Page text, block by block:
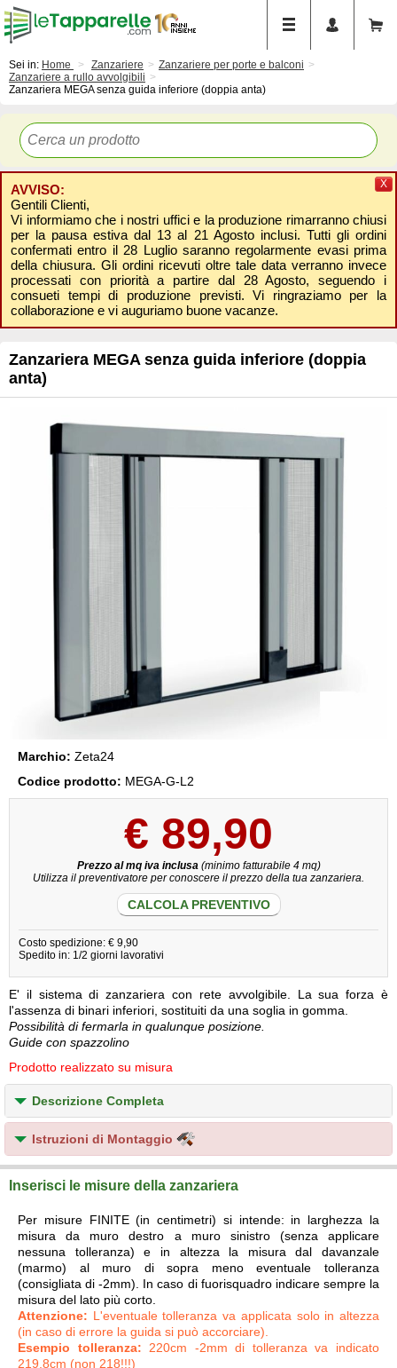
Sei in: Home Zanzariere
Zanzariere per porte e balconi
Zanzariere a rullo avvolgibili
Zanzariera MEGA senza guida inferiore (doppia anta)
AVVISO:
Gentili Clienti,
Vi informiamo che i nostri uffici e la produzione rimarranno chiusi
per la pausa estiva dal 13 al 21 Agosto inclusi. Tutti gli ordini
confermati entro il 28 Luglio saranno regolarmente evasi prima
della chiusura. Gli ordini ricevuti oltre tale data verranno invece
processati con priorità a partire dal 28 Agosto, seguendo i
consueti tempi di produzione previsti. Vi ringraziamo per la
collaborazione e vi auguriamo buone vacanze.
X
Zanzariera MEGA senza guida inferiore (doppia
anta)
Marchio: Zeta24
Codice prodotto: MEGA-G-L2
€ 89,90
Prezzo al mq iva inclusa(minimo fatturabile 4 mq)
Utilizza il preventivatore per conoscere il prezzo della tua zanzariera.
CALCOLA PREVENTIVO
Costo spedizione: € 9,90
Spedito in: 1/2 giorni lavorativi
E' il sistema di zanzariera con rete avvolgibile. La sua forza è
l'assenza di binari inferiori, sostituiti da una soglia in gomma.
Possibilità di fermarla in qualunque posizione.
Guide con spazzolino
Prodotto realizzato su misura
Descrizione Completa
Istruzioni di Montaggio
Inserisci le misure della zanzariera
Per misure FINITE (in centimetri) si intende: in larghezza la
misura da muro destro a muro sinistro (senza applicare
nessuna tolleranza) e in altezza la misura dal davanzale
(marmo) al muro di sopra meno eventuale tolleranza
(consigliata di -2mm). In caso di fuorisquadro indicare sempre la
misura del lato più corto.
Attenzione: L'eventuale tolleranza va applicata solo in altezza
(in caso di errore la guida si può accorciare).
Esempio tolleranza: 220cm -2mm di tolleranza va indicato
219,8cm (non 218!!!)